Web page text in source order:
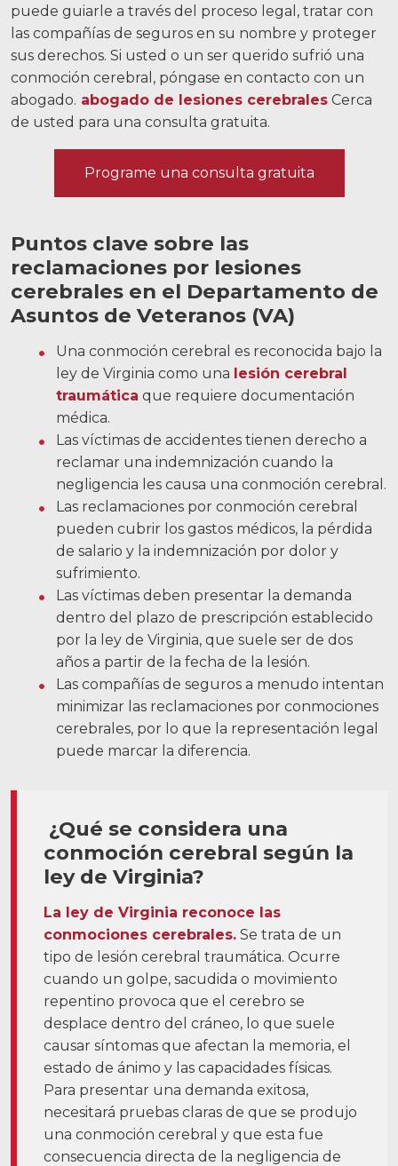
Abogados
Participación de la comunidad
Testimonios
Recursos
Blog
Noticias
Videos
Ubicaciones
Richmond, VA
Charlottesville, VA
Chesterfield, VA
Fredericksburg, VA
Stafford, VA
Petersburg, VA
Mechanicsville, VA
Contáctenos
Carreras
English
Blog
Testimonios
Videos
Español
Facebook
GorjeoLinkedInYouTubeInstagram
puede guiarle a través del proceso legal, tratar con
las compañías de seguros en su nombre y proteger
sus derechos. Si usted o un ser querido sufrió una
conmoción cerebral, póngase en contacto con un
abogado. abogado de lesiones cerebrales Cerca
de usted para una consulta gratuita.
Programe una consulta gratuita
Puntos clave sobre las
reclamaciones por lesiones
cerebrales en el Departamento de
Asuntos de Veteranos (VA)
Una conmoción cerebral es reconocida bajo la
ley de Virginia como una lesión cerebral
traumática que requiere documentación
médica.
Las víctimas de accidentes tienen derecho a
reclamar una indemnización cuando la
negligencia les causa una conmoción cerebral.
Las reclamaciones por conmoción cerebral
pueden cubrir los gastos médicos, la pérdida
de salario y la indemnización por dolor y
sufrimiento.
Las víctimas deben presentar la demanda
dentro del plazo de prescripción establecido
por la ley de Virginia, que suele ser de dos
años a partir de la fecha de la lesión.
Las compañías de seguros a menudo intentan
minimizar las reclamaciones por conmociones
cerebrales, por lo que la representación legal
puede marcar la diferencia.
¿Qué se considera una
conmoción cerebral según la
ley de Virginia?
La ley de Virginia reconoce las
conmociones cerebrales. Se trata de un
tipo de lesión cerebral traumática. Ocurre
cuando un golpe, sacudida o movimiento
repentino provoca que el cerebro se
desplace dentro del cráneo, lo que suele
causar síntomas que afectan la memoria, el
estado de ánimo y las capacidades físicas.
Para presentar una demanda exitosa,
necesitará pruebas claras de que se produjo
una conmoción cerebral y que esta fue
consecuencia directa de la negligencia de